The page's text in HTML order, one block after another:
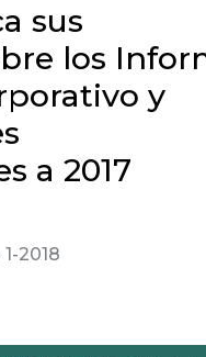
sus
los
y
a 2017
2018